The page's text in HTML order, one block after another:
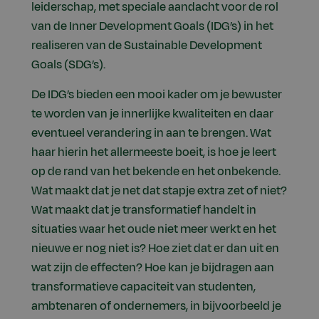
leiderschap, met speciale aandacht voor de rol
van de Inner Development Goals (IDG’s) in het
realiseren van de Sustainable Development
Goals (SDG’s).
De IDG’s bieden een mooi kader om je bewuster
te worden van je innerlijke kwaliteiten en daar
eventueel verandering in aan te brengen. Wat
haar hierin het allermeeste boeit, is hoe je leert
op de rand van het bekende en het onbekende.
Wat maakt dat je net dat stapje extra zet of niet?
Wat maakt dat je transformatief handelt in
situaties waar het oude niet meer werkt en het
nieuwe er nog niet is? Hoe ziet dat er dan uit en
wat zijn de effecten? Hoe kan je bijdragen aan
transformatieve capaciteit van studenten,
ambtenaren of ondernemers, in bijvoorbeeld je